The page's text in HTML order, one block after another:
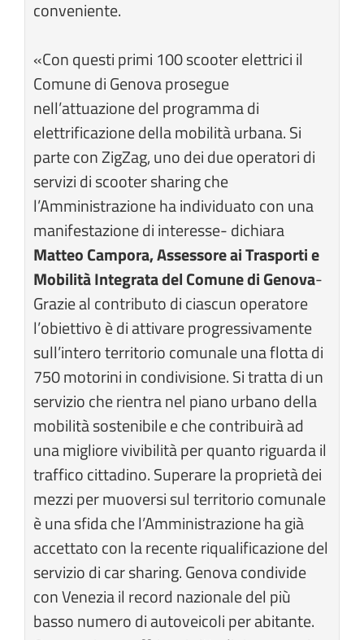
conveniente.
«Con questi primi 100 scooter elettrici il
Comune di Genova prosegue
nell’attuazione del programma di
elettrificazione della mobilità urbana. Si
parte con ZigZag, uno dei due operatori di
servizi di scooter sharing che
l’Amministrazione ha individuato con una
manifestazione di interesse- dichiara
Matteo Campora, Assessore ai Trasporti e
Mobilità Integrata del Comune di Genova-
Grazie al contributo di ciascun operatore
l’obiettivo è di attivare progressivamente
sull’intero territorio comunale una flotta di
750 motorini in condivisione. Si tratta di un
servizio che rientra nel piano urbano della
mobilità sostenibile e che contribuirà ad
una migliore vivibilità per quanto riguarda il
traffico cittadino. Superare la proprietà dei
mezzi per muoversi sul territorio comunale
è una sfida che l’Amministrazione ha già
accettato con la recente riqualificazione del
servizio di car sharing. Genova condivide
con Venezia il record nazionale del più
basso numero di autoveicoli per abitante.